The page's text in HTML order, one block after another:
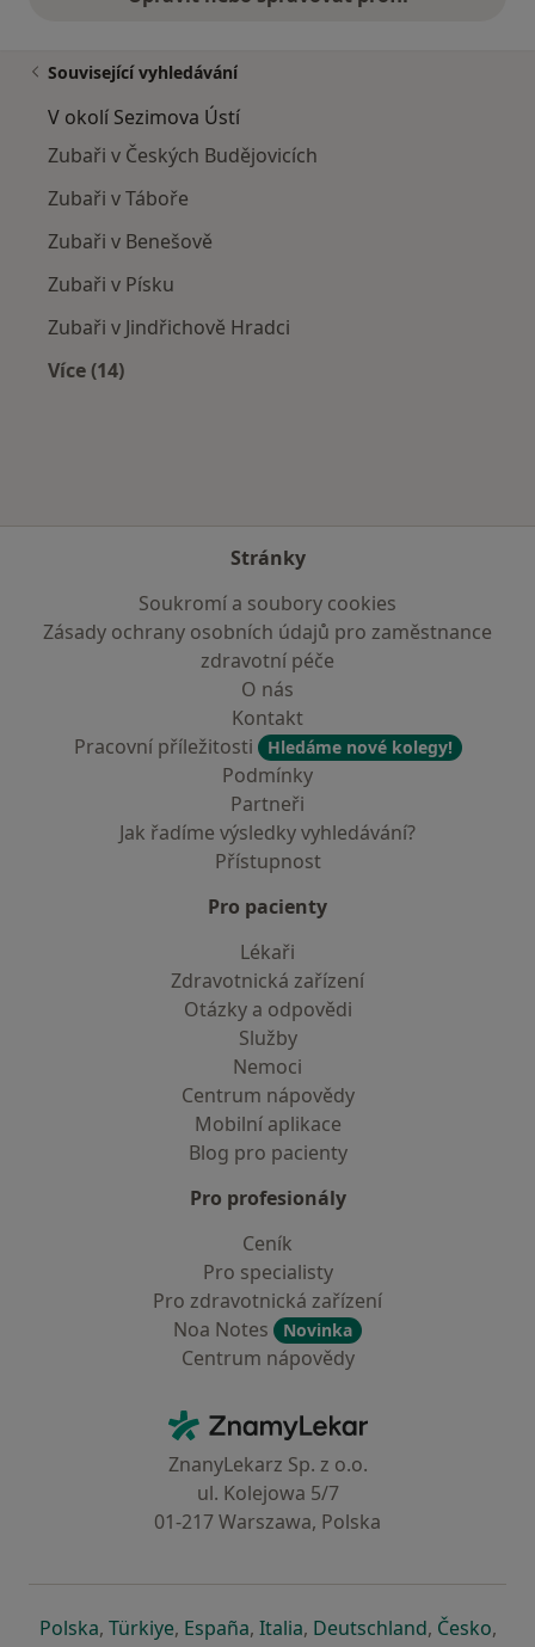
Související vyhledávání
V okolí Sezimova Ústí
Zubaři v Českých Budějovicích
Zubaři v Táboře
Zubaři v Benešově
Zubaři v Písku
Zubaři v Jindřichově Hradci
Více (14)
Stránky
Soukromí a soubory cookies
Zásady ochrany osobních údajů pro zaměstnance
zdravotní péče
O nás
Kontakt
Pracovní příležitosti
Hledáme nové kolegy!
Podmínky
Partneři
Jak řadíme výsledky vyhledávání?
Přístupnost
Pro pacienty
Lékaři
Zdravotnická zařízení
Otázky a odpovědi
Služby
Nemoci
Centrum nápovědy
Mobilní aplikace
Blog pro pacienty
Pro profesionály
Ceník
Pro specialisty
Pro zdravotnická zařízení
Noa Notes
Novinka
Centrum nápovědy
ZnamyLekar - Hlavní stránka
ZnanyLekarz Sp. z o.o.
ul. Kolejowa 5/7
01-217 Warszawa, Polska
Polskase otevře v nové záložce
, Türkiyese otevře v nové záložce
, Españase otevře v nové záložce
, Italiase otevře v nové záložce
, Deutschlandse otevře v
, Českose
,